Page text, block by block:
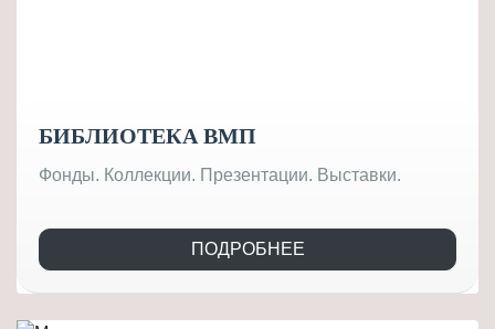
БИБЛИОТЕКА ВМП
Фонды. Коллекции. Презентации. Выставки.
ПОДРОБНЕЕ